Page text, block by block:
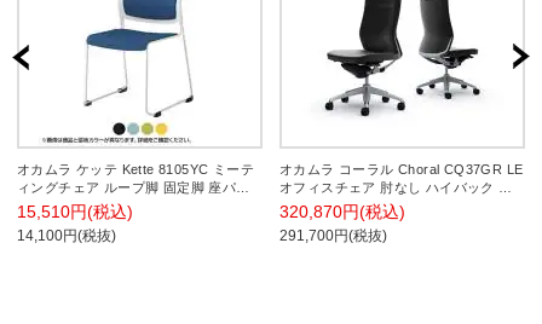
オカムラ ケッテ Kette 8105YC ミーテ
ィングチェア ループ脚 固定脚 座パッ
ドタイプ 背パッド付き ビニール張り
(OKマイティ) ホワイトフレーム ホワ
イト
15,510円(税込)
14,100円(税抜)
オカムラ コーラル Choral CQ37GR LE
オフィスチェア 肘なし ハイバック ア
ルミ脚 革張り シルバーフレーム ブラ
ックボディ
320,870円(税込)
291,700円(税抜)